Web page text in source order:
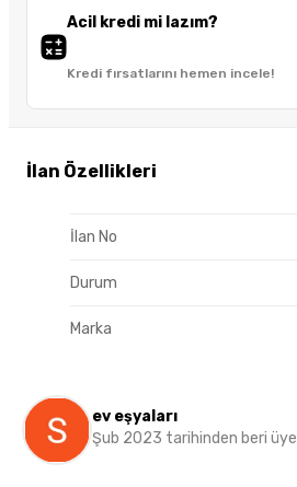
Acil kredi mi lazım?
Kredi fırsatlarını hemen incele!
İlan Özellikleri
İlan No
Durum
Marka
ev eşyaları
Şub 2023 tarihinden beri üye